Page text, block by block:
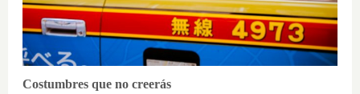
Costumbres que no creerás